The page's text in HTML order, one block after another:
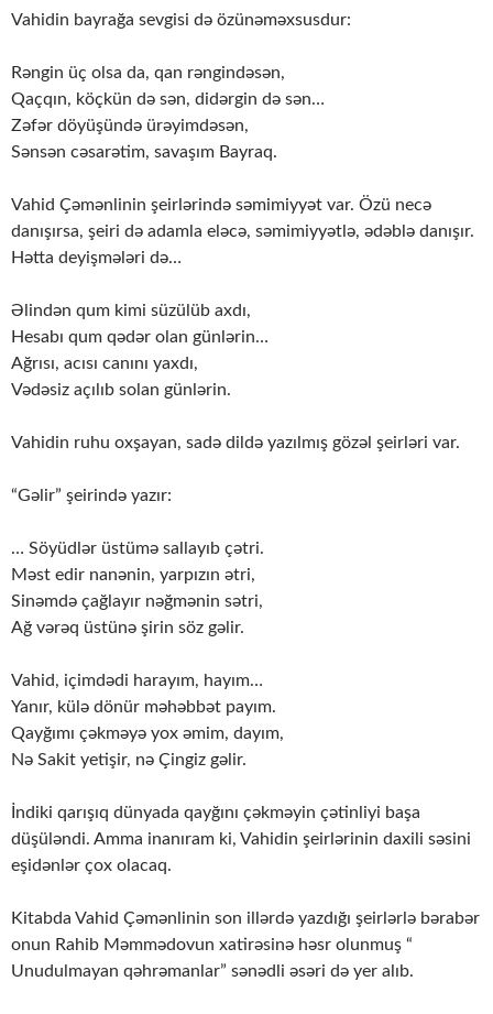
Vahidin bayrağa sevgisi də özünəməxsusdur:
Rəngin üç olsa da, qan rəngindəsən,
Qaçqın, köçkün də sən, didərgin də sən…
Zəfər döyüşündə ürəyimdəsən,
Sənsən cəsarətim, savaşım Bayraq.
Vahid Çəmənlinin şeirlərində səmimiyyət var. Özü necə
danışırsa, şeiri də adamla eləcə, səmimiyyətlə, ədəblə danışır.
Hətta deyişmələri də…
Əlindən qum kimi süzülüb axdı,
Hesabı qum qədər olan günlərin…
Ağrısı, acısı canını yaxdı,
Vədəsiz açılıb solan günlərin.
Vahidin ruhu oxşayan, sadə dildə yazılmış gözəl şeirləri var.
“Gəlir” şeirində yazır:
… Söyüdlər üstümə sallayıb çətri.
Məst edir nanənin, yarpızın ətri,
Sinəmdə çağlayır nəğmənin sətri,
Ağ vərəq üstünə şirin söz gəlir.
Vahid, içimdədi harayım, hayım…
Yanır, külə dönür məhəbbət payım.
Qayğımı çəkməyə yox əmim, dayım,
Nə Sakit yetişir, nə Çingiz gəlir.
İndiki qarışıq dünyada qayğını çəkməyin çətinliyi başa
düşüləndi. Amma inanıram ki, Vahidin şeirlərinin daxili səsini
eşidənlər çox olacaq.
Kitabda Vahid Çəmənlinin son illərdə yazdığı şeirlərlə bərabər
onun Rahib Məmmədovun xatirəsinə həsr olunmuş “
Unudulmayan qəhrəmanlar” sənədli əsəri də yer alıb.